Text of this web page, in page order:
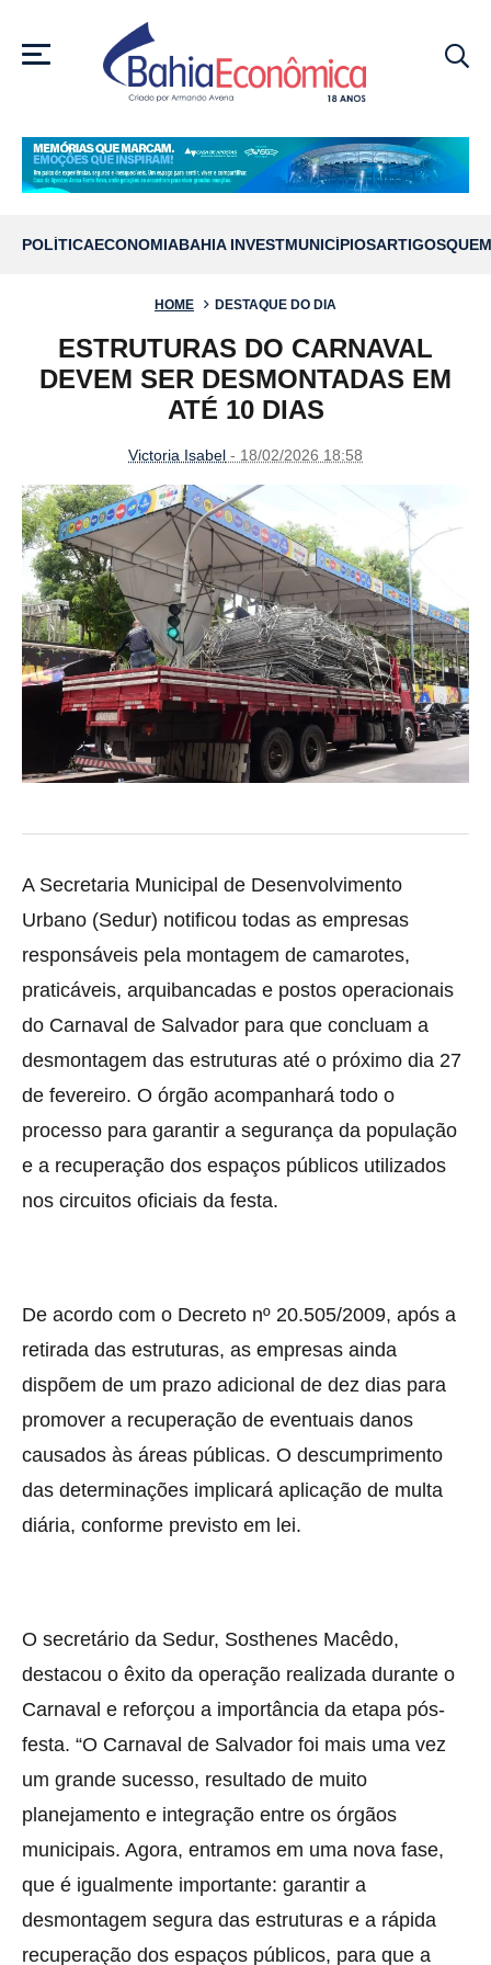
MENU
POLÍTICAECONOMIABAHIA INVESTMUNICÍPIOSARTIGOS
HOME DESTAQUE DO DIA
ESTRUTURAS DO CARNAVAL
DEVEM SER DESMONTADAS EM
ATÉ 10 DIAS
Victoria Isabel - 18/02/2026 18:58
A Secretaria Municipal de Desenvolvimento
Urbano (Sedur) notificou todas as empresas
responsáveis pela montagem de camarotes,
praticáveis, arquibancadas e postos operacionais
do Carnaval de Salvador para que concluam a
desmontagem das estruturas até o próximo dia 27
de fevereiro. O órgão acompanhará todo o
processo para garantir a segurança da população
e a recuperação dos espaços públicos utilizados
nos circuitos oficiais da festa.
De acordo com o Decreto nº 20.505/2009, após a
retirada das estruturas, as empresas ainda
dispõem de um prazo adicional de dez dias para
promover a recuperação de eventuais danos
causados às áreas públicas. O descumprimento
das determinações implicará aplicação de multa
diária, conforme previsto em lei.
O secretário da Sedur, Sosthenes Macêdo,
destacou o êxito da operação realizada durante o
Carnaval e reforçou a importância da etapa pós-
festa. “O Carnaval de Salvador foi mais uma vez
um grande sucesso, resultado de muito
planejamento e integração entre os órgãos
municipais. Agora, entramos em uma nova fase,
que é igualmente importante: garantir a
desmontagem segura das estruturas e a rápida
recuperação dos espaços públicos, para que a